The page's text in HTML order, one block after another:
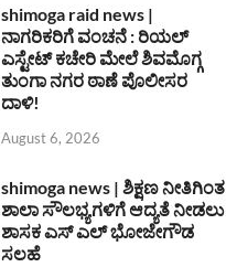
shimoga raid news |
ನಾಗರಿಕರಿಗೆ ವಂಚನೆ : ರಿಯಲ್
ಎಸ್ಟೇಟ್ ಕಚೇರಿ ಮೇಲೆ ಶಿವಮೊಗ್ಗ
ತುಂಗಾ ನಗರ ಠಾಣೆ ಪೊಲೀಸರ
ದಾಳಿ!
August 6, 2026
shimoga news | ಶಿಕ್ಷಣ ನೀತಿಗಿಂತ
ಶಾಲಾ ಸೌಲಭ್ಯಗಳಿಗೆ ಆದ್ಯತೆ ನೀಡಲು
ಶಾಸಕ ಎಸ್ ಎಲ್ ಭೋಜೇಗೌಡ
ಸಲಹೆ